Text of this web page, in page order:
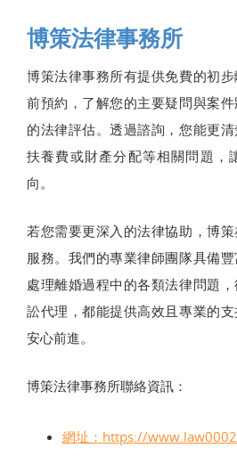
博策法律事務所
博策法律事務所有提供免費的初
前預約，了解您的主要疑問與案
的法律評估。透過諮詢，您能更清
扶養費或財產分配等相關問題，
向。
若您需要更深入的法律協助，博
服務。我們的專業律師團隊具備
處理離婚過程中的各類法律問題
訟代理，都能提供高效且專業的
安心前進。
博策法律事務所聯絡資訊：
網址：https://